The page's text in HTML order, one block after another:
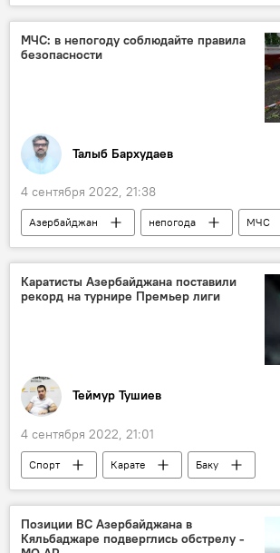
автобус
туристы Азербайджан
МЧС: в непогоду соблюдайте правила
безопасности
Талыб Бархудаев
4 сентября 2022, 21:38
Азербайджан непогода
МЧС
Сильный ветер
Ливни
Предупреждение
грозы
Каратисты Азербайджана поставили
рекорд на турнире Премьер лиги
Теймур Тушиев
4 сентября 2022, 21:01
Спорт Карате
Баку
премьер-лига
Ирина Зарецка
Золотые медали
Позиции ВС Азербайджана в
Кяльбаджаре подверглись обстрелу -